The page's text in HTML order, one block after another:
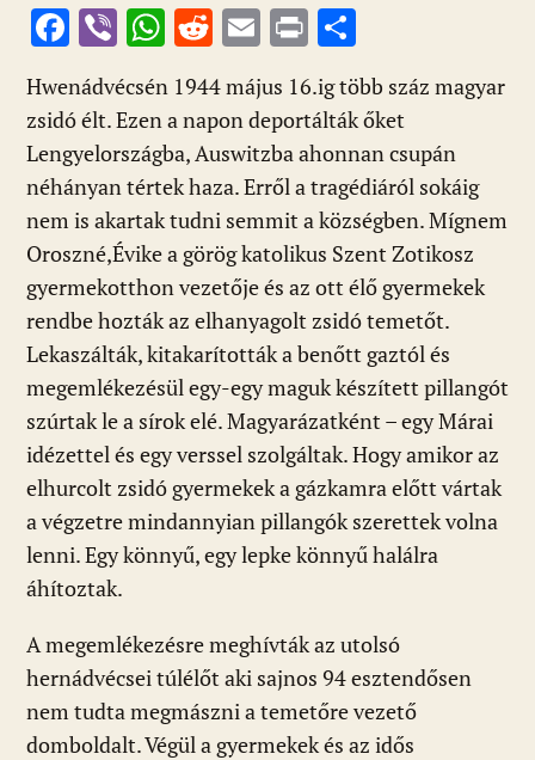
F
ac
e
b
o
o
k
Vi
b
er
W
h
at
s
A
p
p
R
e
d
di
t
E
m
ai
l
Pr
in
t
ss
za
m
e
g
Hwenádvécsén 1944 május 16.ig több száz magyar
zsidó élt. Ezen a napon deportálták őket
Lengyelországba, Auswitzba ahonnan csupán
néhányan tértek haza. Erről a tragédiáról sokáig
nem is akartak tudni semmit a községben. Mígnem
Oroszné,Évike a görög katolikus Szent Zotikosz
gyermekotthon vezetője és az ott élő gyermekek
rendbe hozták az elhanyagolt zsidó temetőt.
Lekaszálták, kitakarították a benőtt gaztól és
megemlékezésül egy-egy maguk készített pillangót
szúrtak le a sírok elé. Magyarázatként – egy Márai
idézettel és egy verssel szolgáltak. Hogy amikor az
elhurcolt zsidó gyermekek a gázkamra előtt vártak
a végzetre mindannyian pillangók szerettek volna
lenni. Egy könnyű, egy lepke könnyű halálra
áhítoztak.
A megemlékezésre meghívták az utolsó
hernádvécsei túlélőt aki sajnos 94 esztendősen
nem tudta megmászni a temetőre vezető
domboldalt. Végül a gyermekek és az idős